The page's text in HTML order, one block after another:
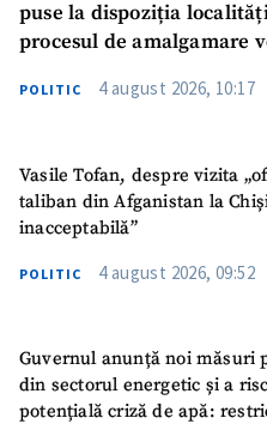
puse la dispoziția
procesul de amalgamare
POLITIC 4 august 2026, 10:17
Vasile Tofan, despre vizita
taliban din Afganistan la
inacceptabilă”
POLITIC 4 august 2026, 09:52
Guvernul anunță noi măsuri
din sectorul energetic și a
potențială criză de apă: